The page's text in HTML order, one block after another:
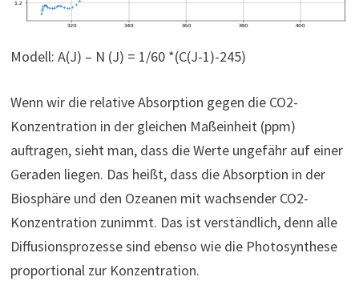
Modell: A(J) – N (J) = 1/60 *(C(J-1)-245)
Wenn wir die relative Absorption gegen die CO2-
Konzentration in der gleichen Maßeinheit (ppm)
auftragen, sieht man, dass die Werte ungefähr auf einer
Geraden liegen. Das heißt, dass die Absorption in der
Biosphäre und den Ozeanen mit wachsender CO2-
Konzentration zunimmt. Das ist verständlich, denn alle
Diffusionsprozesse sind ebenso wie die Photosynthese
proportional zur Konzentration.